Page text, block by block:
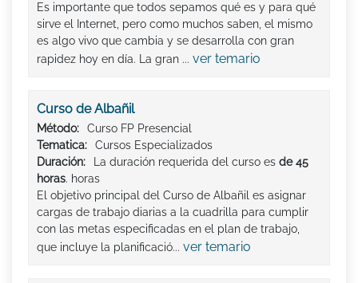
Es importante que todos sepamos qué es y para qué
sirve el Internet, pero como muchos saben, el mismo
es algo vivo que cambia y se desarrolla con gran
rapidez hoy en día. La gran ... ver temario
Curso de Albañil
Método:
Curso FP Presencial
Tematica:
Cursos Especializados
Duración:
La duración requerida del curso es de 45
horas. horas
El objetivo principal del Curso de Albañil es asignar
cargas de trabajo diarias a la cuadrilla para cumplir
con las metas especificadas en el plan de trabajo,
que incluye la planificació... ver temario